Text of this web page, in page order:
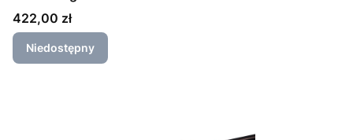
Cena
422,00 zł
Niedostępny